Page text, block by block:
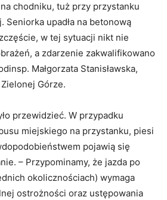
chodniku, tuż przy przystanku
Seniorka upadła na betonową
w tej sytuacji nikt nie
a zdarzenie zakwalifikowano
Małgorzata Stanisławska,
Górze.
przewidzieć. W przypadku
miejskiego na przystanku, piesi
pojawią się
– Przypominamy, że jazda po
okolicznościach) wymaga
ostrożności oraz ustępowania